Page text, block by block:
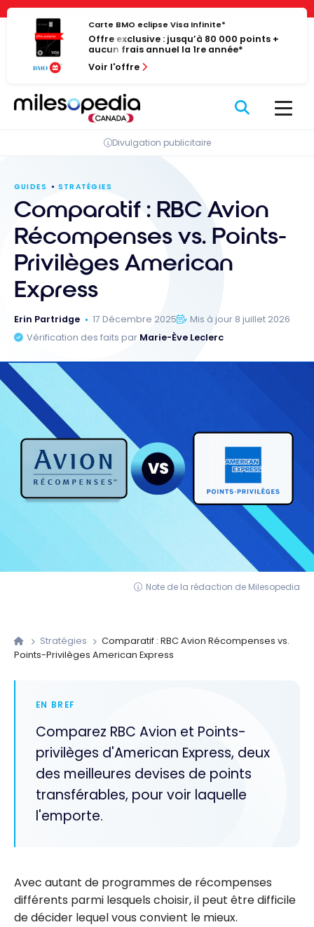
Panneau de gestion des cookies
Passer
contenu
Carte BMO eclipse Visa Infinite*
Offre exclusive : jusqu’à 80 000 points +
aucun frais annuel la 1re année*
Voir l'offre
Divulgation publicitaire
GUIDES STRATÉGIES
Comparatif : RBC Avion
Récompenses vs. Points-
Privilèges American
Express
Erin Partridge 17 Décembre 2025
Mis à jour 8 juillet 2026
Vérification des faits par Marie-Ève Leclerc
Note de la rédaction de Milesopedia
Stratégies
Comparatif : RBC Avion Récompenses vs.
Points-Privilèges American Express
EN BREF
Comparez RBC Avion et Points-
privilèges d'American Express, deux
des meilleures devises de points
transférables, pour voir laquelle
l'emporte.
Avec autant de programmes de récompenses
différents parmi lesquels choisir, il peut être difficile
de décider lequel vous convient le mieux.